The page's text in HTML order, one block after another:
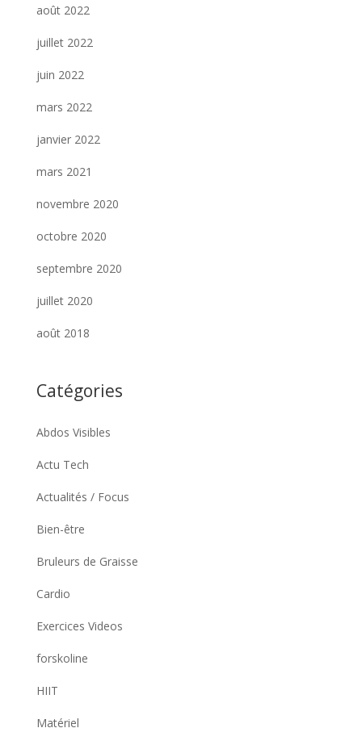
août 2022
juillet 2022
juin 2022
mars 2022
janvier 2022
mars 2021
novembre 2020
octobre 2020
septembre 2020
juillet 2020
août 2018
Catégories
Abdos Visibles
Actu Tech
Actualités / Focus
Bien-être
Bruleurs de Graisse
Cardio
Exercices Videos
forskoline
HIIT
Matériel